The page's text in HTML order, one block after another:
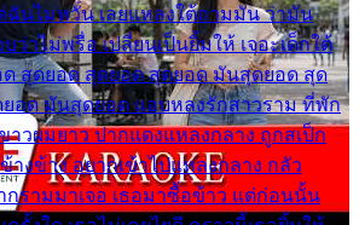
ฉันไม่หวั่น เลยแหลงใต้ถามมัน ว่ามัน
าไม่พรื่อ เปลี่ยนเป็นยิ้มให้ เจอะเด็กใต้
ด สุดยอด สุดยอด สุดยอด มันสุดยอด สุด
อด มันสุดยอด แอบหลงรักสาวราม ที่พัก
าวผมยาว ปากแดงแหลงกลาง ถูกสเป็ก
างข้าง อยากเข้าไปแหลงกลาง กลัว
กรามมาเจอ เธอมาซื้อข้าว แต่ก่อนนั้น